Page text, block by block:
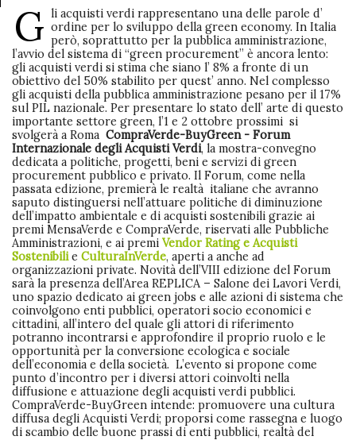
G li acquisti verdi rappresentano una delle parole d’
ordine per lo sviluppo della green economy. In Italia
però, soprattutto per la pubblica amministrazione,
l’avvio del sistema di “green procurement” è ancora lento:
gli acquisti verdi si stima che siano l’ 8% a fronte di un
obiettivo del 50% stabilito per quest’ anno. Nel complesso
gli acquisti della pubblica amministrazione pesano per il 17%
sul PIL nazionale. Per presentare lo stato dell’ arte di questo
importante settore green, l’1 e 2 ottobre prossimi si
svolgerà a Roma CompraVerde-BuyGreen - Forum
Internazionale degli Acquisti Verdi, la mostra-convegno
dedicata a politiche, progetti, beni e servizi di green
procurement pubblico e privato. Il Forum, come nella
passata edizione, premierà le realtà italiane che avranno
saputo distinguersi nell’attuare politiche di diminuzione
dell’impatto ambientale e di acquisti sostenibili grazie ai
premi MensaVerde e CompraVerde, riservati alle Pubbliche
Amministrazioni, e ai premi Vendor Rating e Acquisti
Sostenibilie CulturaInVerde, aperti a anche ad
organizzazioni private. Novità dell’VIII edizione del Forum
sarà la presenza dell’Area REPLICA – Salone dei Lavori Verdi,
uno spazio dedicato ai green jobs e alle azioni di sistema che
coinvolgono enti pubblici, operatori socio economici e
cittadini, all’intero del quale gli attori di riferimento
potranno incontrarsi e approfondire il proprio ruolo e le
opportunità per la conversione ecologica e sociale
dell’economia e della società. L’evento si propone come
punto d’incontro per i diversi attori coinvolti nella
diffusione e attuazione degli acquisti verdi pubblici.
CompraVerde-BuyGreen intende: promuovere una cultura
diffusa degli Acquisti Verdi; proporsi come rassegna e luogo
di scambio delle buone prassi di enti pubblici, realtà del